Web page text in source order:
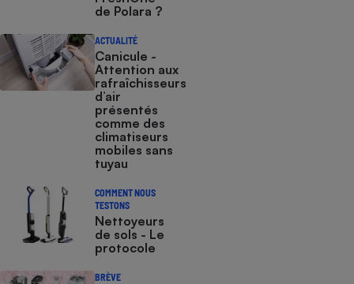
de Polara ?
ACTUALITÉ
Canicule -
Attention aux
rafraîchisseurs
d’air
présentés
comme des
climatiseurs
mobiles sans
tuyau
COMMENT NOUS
TESTONS
Nettoyeurs
de sols - Le
protocole
BRÈVE